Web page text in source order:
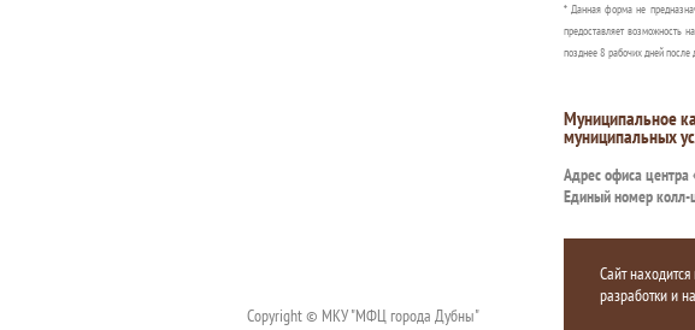
* Данная форма не
предоставляет возможность
позднее 8 рабочих дней после
Муниципальное
муниципальных
Адрес офиса
Единый номер
Copyright © МКУ "МФЦ города Дубны"
Сайт
разработки и